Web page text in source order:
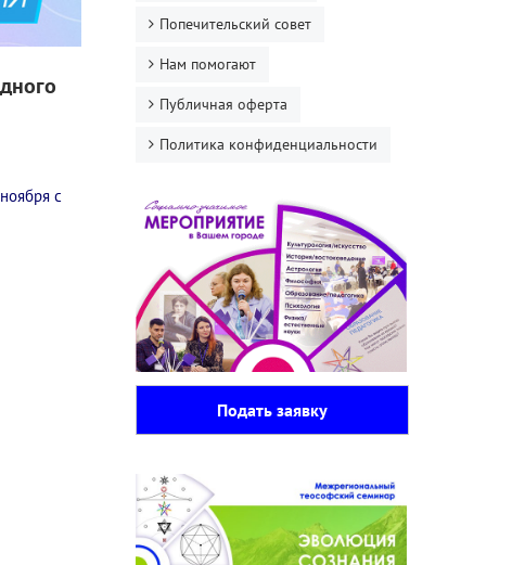
с
Попечительский совет
Нам помогают
Публичная оферта
Политика конфиденциальности
Подать заявку